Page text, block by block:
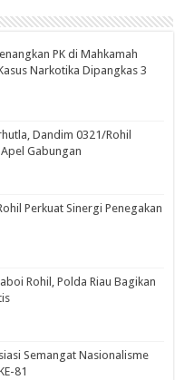
PK di Mahkamah
Narkotika Dipangkas 3
Dandim 0321/Rohil
Gabungan
Perkuat Sinergi Penegakan
Rohil, Polda Riau Bagikan
Semangat Nasionalisme
81